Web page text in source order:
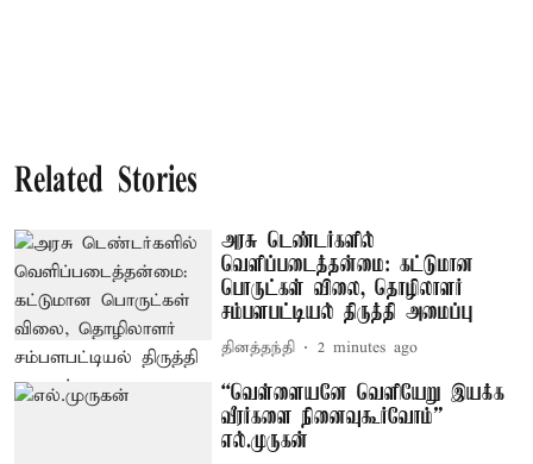
Related Stories
அரசு டெண்டர்களில்
வெளிப்படைத்தன்மை: கட்டுமான
பொருட்கள் விலை, தொழிலாளர்
சம்பளபட்டியல் திருத்தி அமைப்பு
தினத்தந்தி 2 minutes ago
“வெள்ளையனே வெளியேறு இயக்க
வீரர்களை நினைவுகூர்வோம்” –
எல்.முருகன்